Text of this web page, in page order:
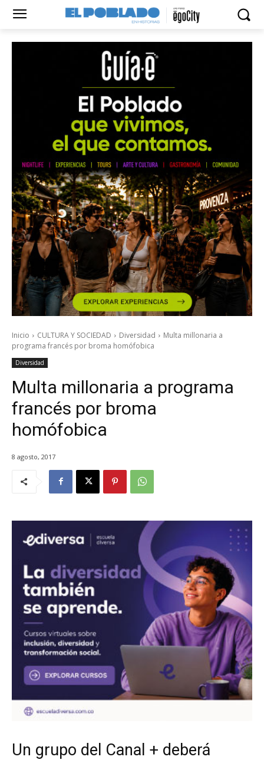
Inicio CULTURA Y SOCIEDAD Diversidad
Multa millonaria a
programa francés por broma homófobica
Diversidad
Multa millonaria a programa
francés por broma
homófobica
8 agosto, 2017
Un grupo del Canal + deberá